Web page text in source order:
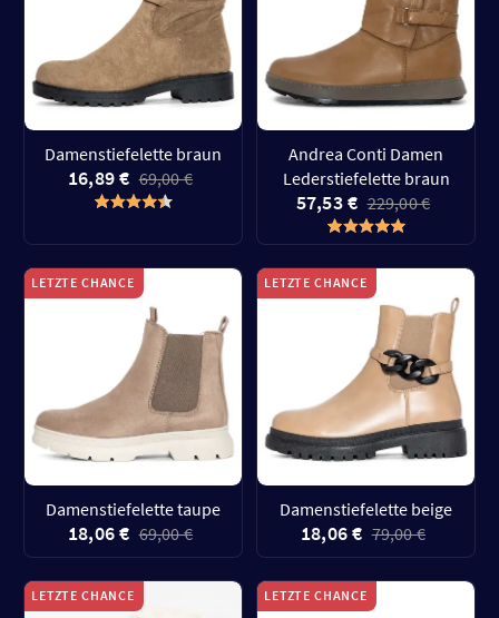
Damenstiefelette braun
16,89 € 69,00 €
Andrea Conti Damen
Lederstiefelette braun
57,53 € 229,00 €
LETZTE CHANCE
Damenstiefelette taupe
18,06 € 69,00 €
LETZTE CHANCE
Damenstiefelette beige
18,06 € 79,00 €
LETZTE CHANCE LETZTE CHANCE